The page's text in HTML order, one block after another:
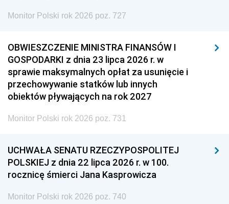
Monitor Polski rok 2026 poz. 727
OBWIESZCZENIE MINISTRA FINANSÓW I
GOSPODARKI z dnia 23 lipca 2026 r. w
sprawie maksymalnych opłat za usunięcie i
przechowywanie statków lub innych
obiektów pływających na rok 2027
Monitor Polski rok 2026 poz. 731
UCHWAŁA SENATU RZECZYPOSPOLITEJ
POLSKIEJ z dnia 22 lipca 2026 r. w 100.
rocznicę śmierci Jana Kasprowicza
Monitor Polski rok 2026 poz. 740